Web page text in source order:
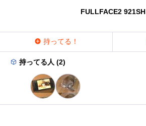
FULLFACE2 921SH
持ってる！
持ってる人 (2)